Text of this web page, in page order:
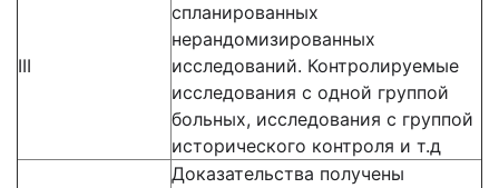
III
спланированных
нерандомизированных
исследований. Контролируемые
исследования с одной группой
больных, исследования с группой
исторического контроля и т.д
Доказательства получены